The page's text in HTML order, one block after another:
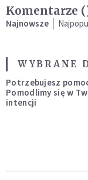
Komentarze (
Najnowsze
WYBRANE
Potrzebujesz
Pomodlimy się w
intencji